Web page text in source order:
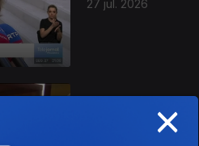
27 jul. 2026
×